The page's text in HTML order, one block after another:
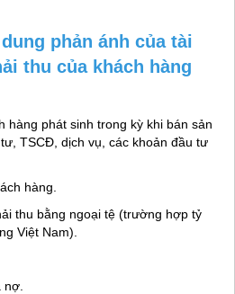
phản ánh của tài
thu của khách hàng
hàng phát sinh trong kỳ khi bán sản
TSCĐ, dịch vụ, các khoản đầu tư
hàng.
thu bằng ngoại tệ (trường hợp tỷ
Việt Nam).